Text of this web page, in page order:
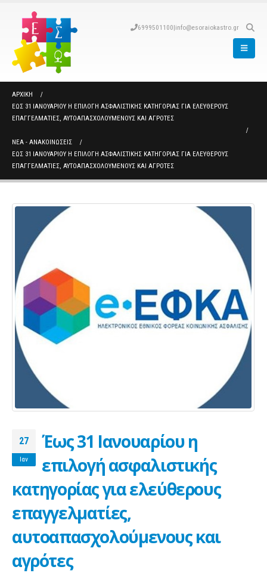
6999501100|info@esoraiokastro.gr
ΑΡΧΙΚΉ
ΈΩΣ 31 ΙΑΝΟΥΑΡΊΟΥ Η ΕΠΙΛΟΓΉ ΑΣΦΑΛΙΣΤΙΚΉΣ ΚΑΤΗΓΟΡΊΑΣ ΓΙΑ ΕΛΕΎΘΕΡΟΥΣ
ΕΠΑΓΓΕΛΜΑΤΊΕΣ, ΑΥΤΟΑΠΑΣΧΟΛΟΎΜΕΝΟΥΣ ΚΑΙ ΑΓΡΌΤΕΣ
ΝΈΑ - ΑΝΑΚΟΙΝΏΣΕΙΣ
ΈΩΣ 31 ΙΑΝΟΥΑΡΊΟΥ Η ΕΠΙΛΟΓΉ ΑΣΦΑΛΙΣΤΙΚΉΣ ΚΑΤΗΓΟΡΊΑΣ ΓΙΑ ΕΛΕΎΘΕΡΟΥΣ
ΕΠΑΓΓΕΛΜΑΤΊΕΣ, ΑΥΤΟΑΠΑΣΧΟΛΟΎΜΕΝΟΥΣ ΚΑΙ ΑΓΡΌΤΕΣ
27
Ιαν
Έως 31 Ιανουαρίου η
επιλογή ασφαλιστικής
κατηγορίας για ελεύθερους
επαγγελματίες,
αυτοαπασχολούμενους και
αγρότες